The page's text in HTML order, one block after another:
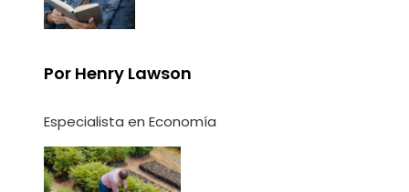
Por Henry Lawson
Especialista en Economía